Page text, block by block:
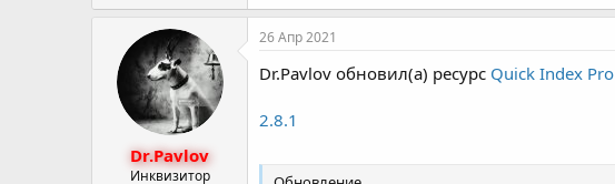
Dr.Pavlov
Инквизитор
26 Апр 2021
Dr.Pavlov обновил(а) ресурс Quick Index Pro
2.8.1